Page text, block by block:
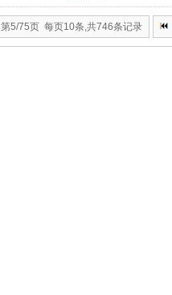
第5/75页 每页10条,共746条记录